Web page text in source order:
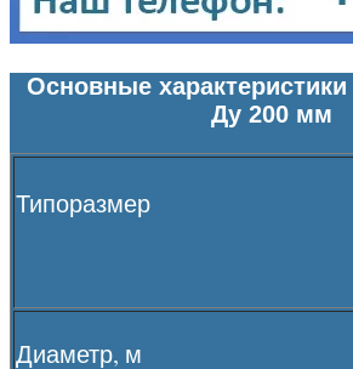
Основные
Ду 200 мм
Типоразмер
Диаметр, м